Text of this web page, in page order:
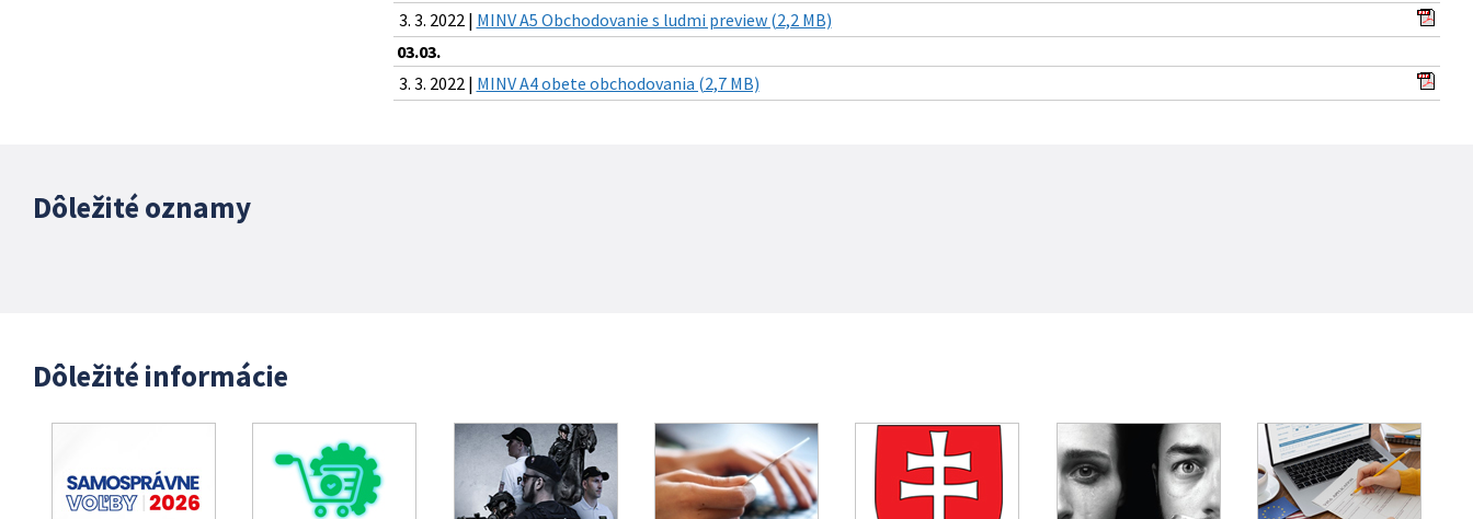
3. 3. 2022 | MINV A5 Obchodovanie s ludmi preview (2,2 MB)
03.03.
3. 3. 2022 | MINV A4 obete obchodovania (2,7 MB)
Dôležité oznamy
Dôležité informácie